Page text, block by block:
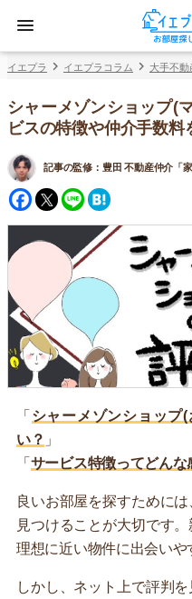
イエプラ イエプラコラム 大手不動
シャーメゾンショップ(
ビスの特徴や仲介手数料
記事の監修： 豊田 不動産仲介「
Facebook
Twitter
Line
「 シャーメゾンショップ
い？ 」
「 サービス特徴ってどんな
良いお部屋を探すために
見つけることが大切です
理想に近い物件に出会いや
しかし、ネット上で評判